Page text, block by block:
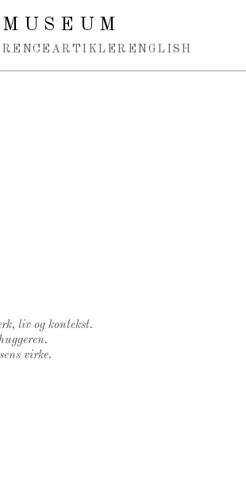
ENGLISH
liv og kontekst.
virke.